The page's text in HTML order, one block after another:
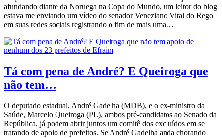
afundando diante da Noruega na Copa do Mundo, um leitor do blog
estava me enviando um vídeo do senador Veneziano Vital do Rego
em suas redes sociais registrando o fim de mais uma…
Tá com pena de André? E Queiroga que
não tem…
O deputado estadual, André Gadelha (MDB), e o ex-ministro da
Saúde, Marcelo Queiroga (PL), ambos pré-candidatos ao Senado da
República, já podem abrir juntos um comitê dos excluídos em se
tratando de apoio de prefeitos. Se André Gadelha anda chorando